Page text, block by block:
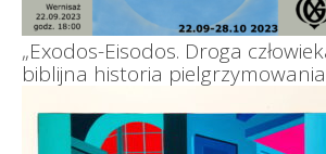
„Exodos-Eisodos. Droga
biblijna historia